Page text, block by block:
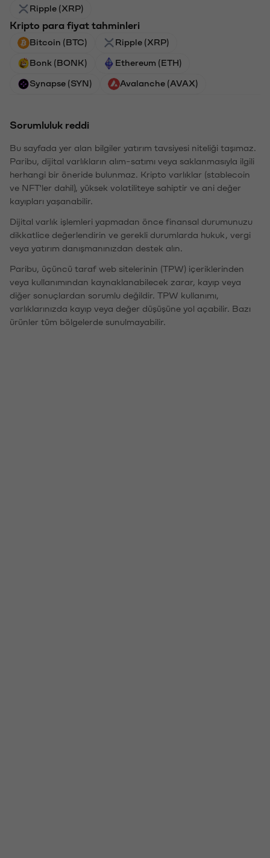
Ripple (XRP)
Kripto para fiyat tahminleri
Bitcoin (BTC) Ripple (XRP)
Bonk (BONK) Ethereum (ETH)
Synapse (SYN) Avalanche (AVAX)
Sorumluluk reddi
Bu sayfada yer alan bilgiler yatırım tavsiyesi niteliği taşımaz.
Paribu, dijital varlıkların alım-satımı veya saklanmasıyla ilgili
herhangi bir öneride bulunmaz. Kripto varlıklar (stablecoin
ve NFT'ler dahil), yüksek volatiliteye sahiptir ve ani değer
kayıpları yaşanabilir.
Dijital varlık işlemleri yapmadan önce finansal durumunuzu
dikkatlice değerlendirin ve gerekli durumlarda hukuk, vergi
veya yatırım danışmanınızdan destek alın.
Paribu, üçüncü taraf web sitelerinin (TPW) içeriklerinden
veya kullanımından kaynaklanabilecek zarar, kayıp veya
diğer sonuçlardan sorumlu değildir. TPW kullanımı,
varlıklarınızda kayıp veya değer düşüşüne yol açabilir. Bazı
ürünler tüm bölgelerde sunulmayabilir.